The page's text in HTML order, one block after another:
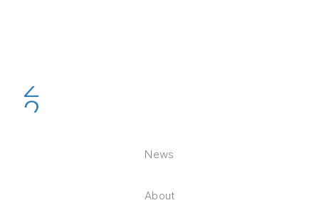
News
About